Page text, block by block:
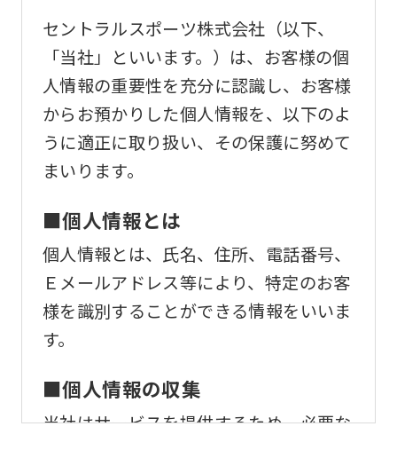
セントラルスポーツ株式会社（以下、
「当社」といいます。）は、お客様の個
人情報の重要性を充分に認識し、お客様
からお預かりした個人情報を、以下のよ
うに適正に取り扱い、その保護に努めて
まいります。
■個人情報とは
個人情報とは、氏名、住所、電話番号、
Ｅメールアドレス等により、特定のお客
様を識別することができる情報をいいま
す。
■個人情報の収集
当社はサービスを提供するため、必要な
from
the
original
content.
We
ask
fully
understand
this
before
the
service.